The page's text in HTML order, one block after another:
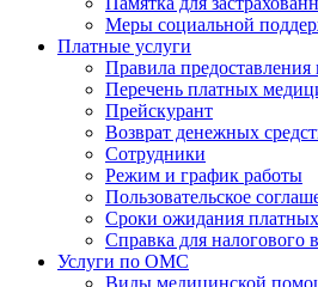
Меры социальной
Платные услуги
Правила предоставления
Перечень платных
Прейскурант
Возврат денежных
Сотрудники
Режим и график работы
Пользовательское
Сроки ожидания
Справка для налогового
Услуги по ОМС
Виды медицинской